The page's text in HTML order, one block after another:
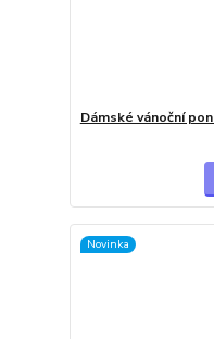
Dámské vánoční
Novinka